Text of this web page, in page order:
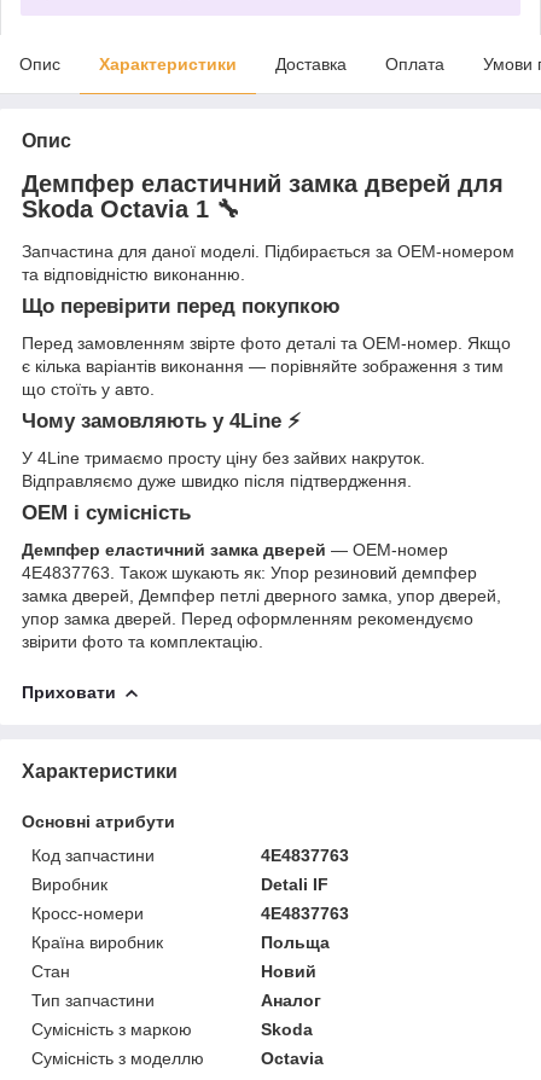
Опис Характеристики Доставка Оплата Умови
Опис
Демпфер еластичний замка дверей для
Skoda Octavia 1 🔧
Запчастина для даної моделі. Підбирається за OEM-номером
та відповідністю виконанню.
Що перевірити перед покупкою
Перед замовленням звірте фото деталі та OEM-номер. Якщо
є кілька варіантів виконання — порівняйте зображення з тим
що стоїть у авто.
Чому замовляють у 4Line ⚡
У 4Line тримаємо просту ціну без зайвих накруток.
Відправляємо дуже швидко після підтвердження.
OEM і сумісність
Демпфер еластичний замка дверей — OEM-номер
4E4837763. Також шукають як: Упор резиновий демпфер
замка дверей, Демпфер петлі дверного замка, упор дверей,
упор замка дверей. Перед оформленням рекомендуємо
звірити фото та комплектацію.
Приховати
Характеристики
Основні атрибути
Код запчастини
4E4837763
Виробник
Detali IF
Кросс-номери
4E4837763
Країна виробник
Польща
Стан
Новий
Тип запчастини
Аналог
Сумісність з маркою
Skoda
Сумісність з моделлю
Octavia